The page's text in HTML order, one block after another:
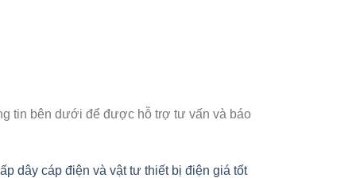
tin bên dưới để được hỗ trợ tư vấn và báo
dây cáp điện và vật tư thiết bị điện giá tốt